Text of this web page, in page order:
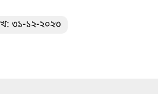
৩১-১২-২০২৩